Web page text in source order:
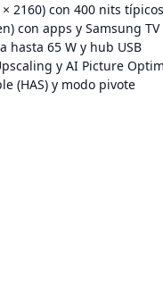
2160) con 400 nits típicos
con apps y Samsung TV
hasta 65 W y hub USB
y AI Picture
(HAS) y modo pivote